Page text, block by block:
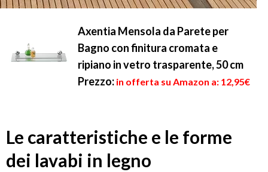
Axentia Mensola da Parete per
Bagno con finitura cromata e
ripiano in vetro trasparente, 50 cm
Prezzo: in offerta su Amazon a: 12,95€
Le caratteristiche e le forme
dei lavabi in legno